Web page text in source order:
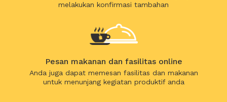
melakukan konfirmasi tambahan
Pesan makanan dan fasilitas online
Anda juga dapat memesan fasilitas dan makanan
untuk menunjang kegiatan produktif anda